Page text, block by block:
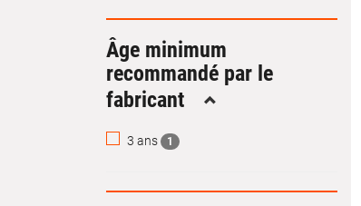
Âge minimum
recommandé par le
fabricant
Replier
3 ans 1